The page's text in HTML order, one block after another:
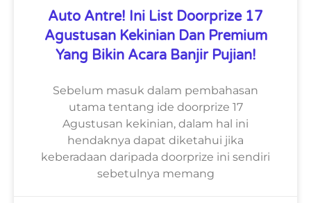
Auto Antre! Ini List Doorprize 17
Agustusan Kekinian Dan Premium
Yang Bikin Acara Banjir Pujian!
Sebelum masuk dalam pembahasan
utama tentang ide doorprize 17
Agustusan kekinian, dalam hal ini
hendaknya dapat diketahui jika
keberadaan daripada doorprize ini sendiri
sebetulnya memang